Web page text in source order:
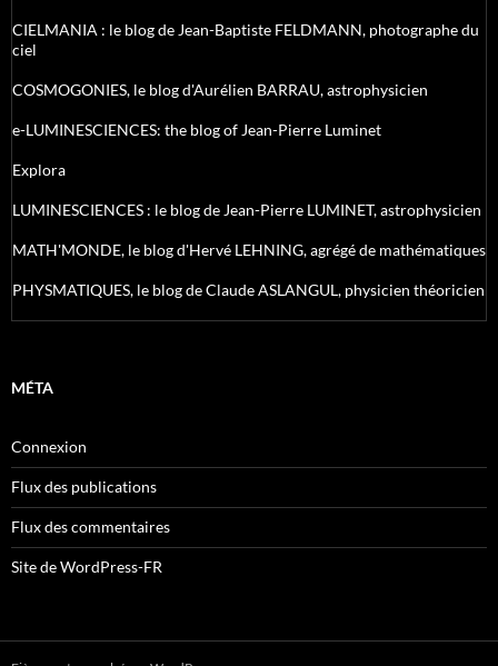
CIELMANIA : le blog de Jean-Baptiste FELDMANN, photographe du
ciel
COSMOGONIES, le blog d'Aurélien BARRAU, astrophysicien
e-LUMINESCIENCES: the blog of Jean-Pierre Luminet
Explora
LUMINESCIENCES : le blog de Jean-Pierre LUMINET, astrophysicien
MATH'MONDE, le blog d'Hervé LEHNING, agrégé de mathématiques
PHYSMATIQUES, le blog de Claude ASLANGUL, physicien théoricien
MÉTA
Connexion
Flux des publications
Flux des commentaires
Site de WordPress-FR